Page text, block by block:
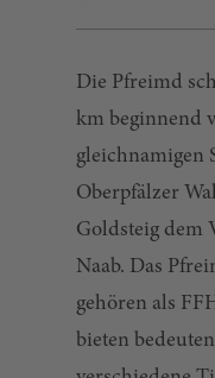
Die Pfreimd
km beginnend
gleichnamigen
Oberpfälzer
Goldsteig dem
Naab. Das
gehören als
bieten